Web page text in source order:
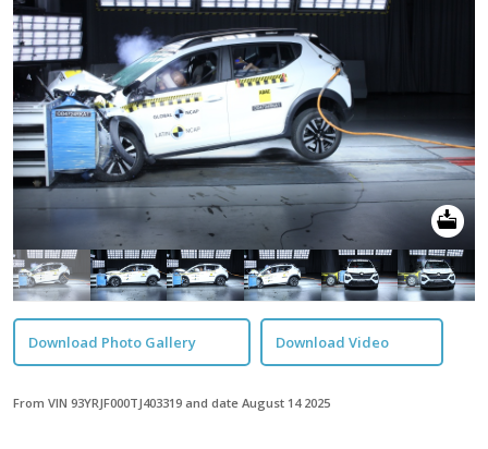
Download Photo Gallery Download Video
From VIN 93YRJF000TJ403319 and date August 14 2025